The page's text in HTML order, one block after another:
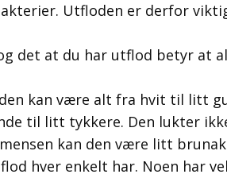
Utfloden er derfor
det at du har utflod betyr at
kan være alt fra hvit til litt
til litt tykkere. Den lukter
kan den være litt
hver enkelt har. Noen har